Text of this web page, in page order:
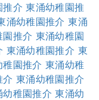
推介 東涌幼稚園推
涌幼稚園推介 東涌
園推介 東涌幼稚園
東涌幼稚園推介 東
稚園推介 東涌幼稚
介 東涌幼稚園推介
幼稚園推介 東涌幼